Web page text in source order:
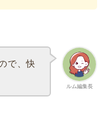
ルム編集長
で、快